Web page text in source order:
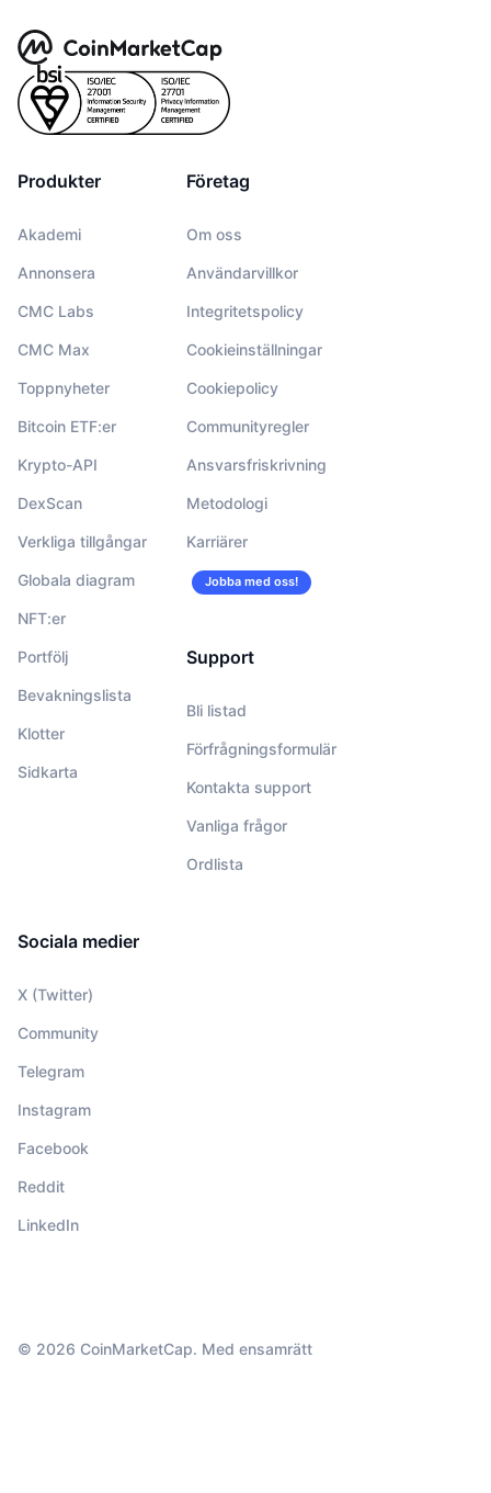
Produkter
Akademi
Annonsera
CMC Labs
CMC Max
Toppnyheter
Bitcoin ETF:er
Krypto-API
DexScan
Verkliga tillgångar
Globala diagram
NFT:er
Portfölj
Bevakningslista
Klotter
Sidkarta
Företag
Om oss
Användarvillkor
Integritetspolicy
Cookieinställningar
Cookiepolicy
Communityregler
Ansvarsfriskrivning
Metodologi
Karriärer
Jobba med oss!
Support
Bli listad
Förfrågningsformulär
Kontakta support
Vanliga frågor
Ordlista
Sociala medier
X (Twitter)
Community
Telegram
Instagram
Facebook
Reddit
LinkedIn
© 2026 CoinMarketCap. Med ensamrätt